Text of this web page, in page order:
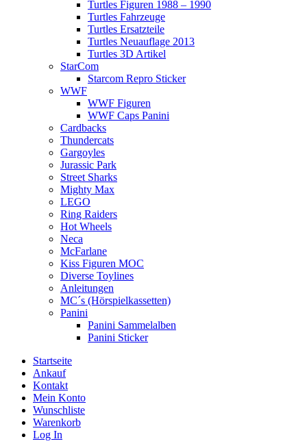
Turtles Figuren 1988 – 1990
Turtles Fahrzeuge
Turtles Ersatzteile
Turtles Neuauflage 2013
Turtles 3D Artikel
StarCom
Starcom Repro Sticker
WWF
WWF Figuren
WWF Caps Panini
Cardbacks
Thundercats
Gargoyles
Jurassic Park
Street Sharks
Mighty Max
LEGO
Ring Raiders
Hot Wheels
Neca
McFarlane
Kiss Figuren MOC
Diverse Toylines
Anleitungen
MC´s (Hörspielkassetten)
Panini
Panini Sammelalben
Panini Sticker
Startseite
Ankauf
Kontakt
Mein Konto
Wunschliste
Warenkorb
Log In